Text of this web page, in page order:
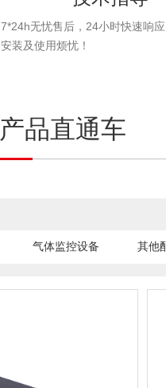
7*24h无忧售后，24小时快速响
安装及使用烦忧！
产品直通车
气体监控设备 其他